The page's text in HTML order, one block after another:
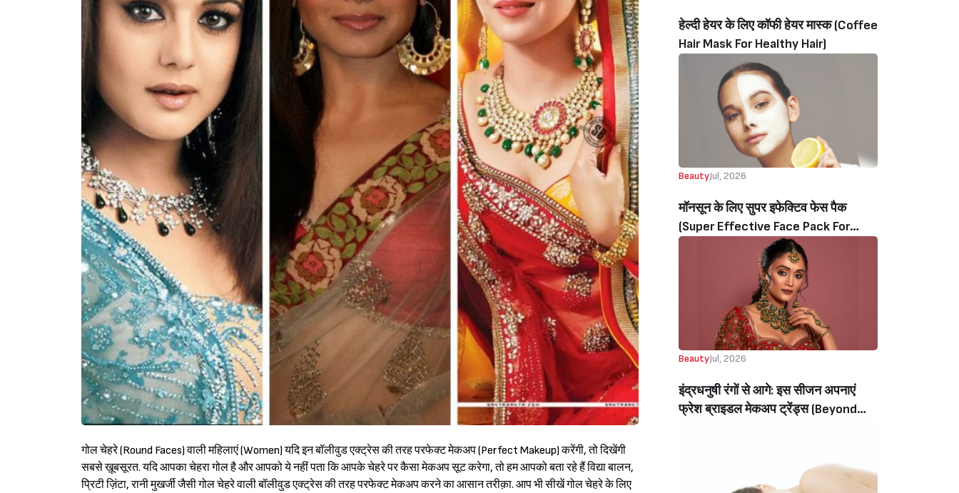
गोल चेहरे (Round Faces) वाली महिलाएं (Women) यदि इन बॉलीवुड एक्ट्रेस की तरह परफेक्ट मेकअप (Perfect Makeup) करेंगी, तो दिखेंगी
सबसे ख़ूबसूरत. यदि आपका चेहरा गोल है और आपको ये नहीं पता कि आपके चेहरे पर कैसा मेकअप सूट करेगा, तो हम आपको बता रहे हैं विद्या बालन,
प्रिटी ज़िंटा, रानी मुखर्जी जैसी गोल चेहरे वाली बॉलीवुड एक्ट्रेस की तरह परफेक्ट मेकअप करने का आसान तरीक़ा. आप भी सीखें गोल चेहरे के लिए
हेल्दी हेयर के लिए कॉफी हेयर मास्क (Coffee
Hair Mask For Healthy Hair)
BeautyJul, 2026
मॉनसून के लिए सुपर इफेक्टिव फेस पैक
(Super Effective Face Pack For
Monsoon Beauty)
BeautyJul, 2026
इंद्रधनुषी रंगों से आगे: इस सीजन अपनाएं
फ्रेश ब्राइडल मेकअप ट्रेंड्स (Beyond